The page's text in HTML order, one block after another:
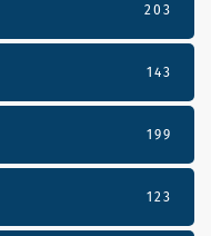
203
143
199
123